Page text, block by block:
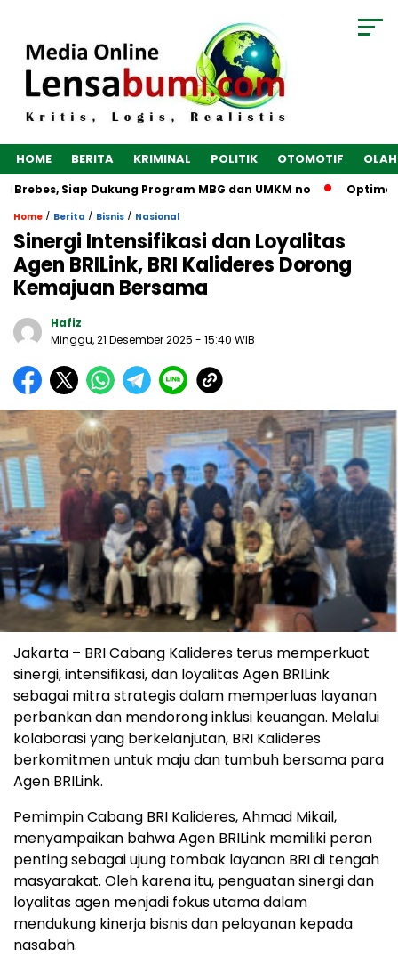
HOME BERITA KRIMINAL POLITIK OTOMOTIF
Siap Dukung Program MBG dan UMKM no
Home / Berita / Bisnis / Nasional
Sinergi Intensifikasi dan Loyalitas
Agen BRILink, BRI Kalideres Dorong
Kemajuan Bersama
Hafiz
Minggu, 21 Desember 2025 - 15:40 WIB
Jakarta – BRI Cabang Kalideres terus memperkuat
sinergi, intensifikasi, dan loyalitas Agen BRILink
sebagai mitra strategis dalam memperluas layanan
perbankan dan mendorong inklusi keuangan. Melalui
kolaborasi yang berkelanjutan, BRI Kalideres
berkomitmen untuk maju dan tumbuh bersama para
Agen BRILink.
Pemimpin Cabang BRI Kalideres, Ahmad Mikail,
menyampaikan bahwa Agen BRILink memiliki peran
penting sebagai ujung tombak layanan BRI di tengah
masyarakat. Oleh karena itu, penguatan sinergi dan
loyalitas agen menjadi fokus utama dalam
mendukung kinerja bisnis dan pelayanan kepada
nasabah.